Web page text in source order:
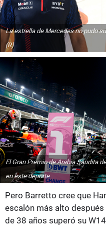
La estrella de Mercedes no pudo
(R)
El Gran Premio de Arabia Saudita
en este deporte
Pero Barretto cree que
escalón más alto
de 38 años superó su